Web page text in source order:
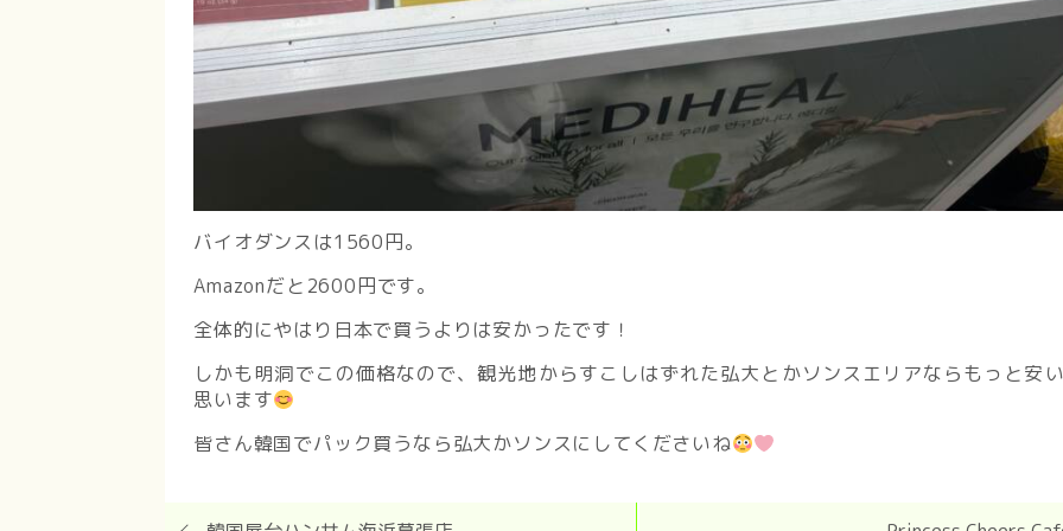
バイオダンスは1560円。
Amazonだと2600円です。
全体的にやはり日本で買うよりは安かったです！
しかも明洞でこの価格なので、観光地からすこしはずれた弘大とかソンスエリアならもっと安
思います
皆さん韓国でパック買うなら弘大かソンスにしてくださいね